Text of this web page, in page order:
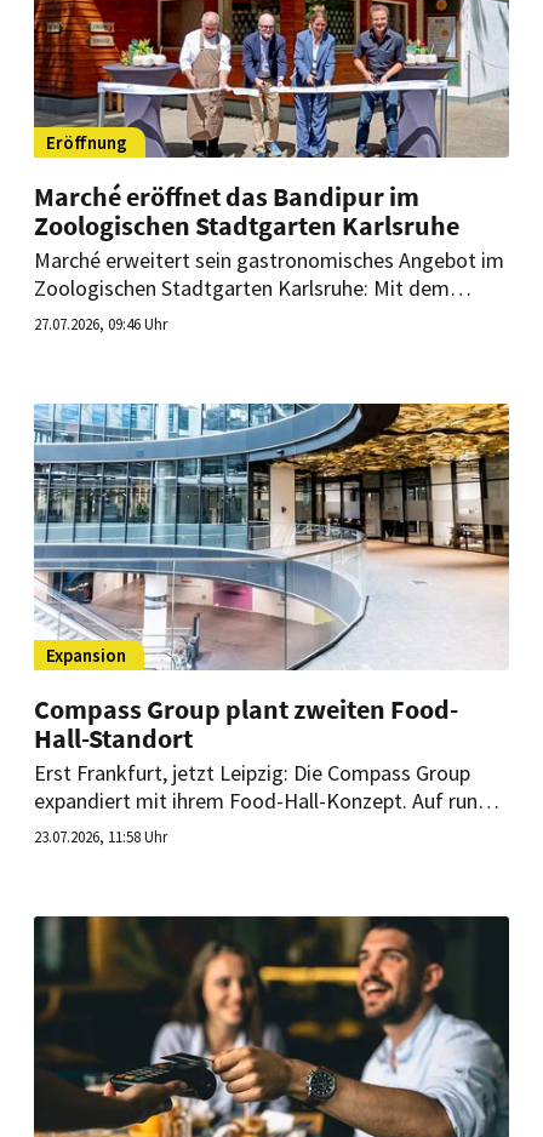
Eröffnung
Marché eröffnet das Bandipur im
Zoologischen Stadtgarten Karlsruhe
Marché erweitert sein gastronomisches Angebot im
Zoologischen Stadtgarten Karlsruhe: Mit dem
Bandipur eröffnet die Marke der Lagardère Travel
27.07.2026, 09:46 Uhr
Expansion
Compass Group plant zweiten Food-
Hall-Standort
Erst Frankfurt, jetzt Leipzig: Die Compass Group
expandiert mit ihrem Food-Hall-Konzept. Auf rund
3.000 Quadratmetern entsteht in einem ehemaligen
23.07.2026, 11:58 Uhr